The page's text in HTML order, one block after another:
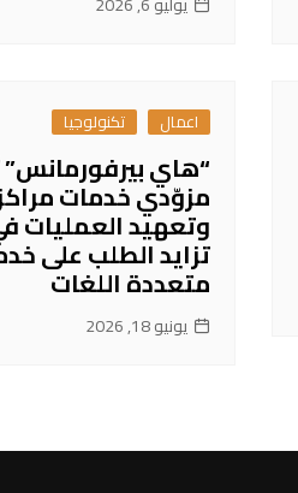
اعمال تكنولوجيا
“هاي
مزوّدي خدمات
وتعهيد العمليات
تزايد الطلب على
متعددة اللغات
يونيو 18, 2026